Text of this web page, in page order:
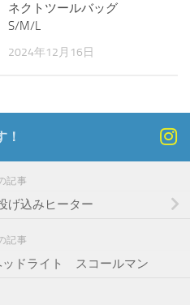
ネクトツールバッグ
S/M/L
2024年12月16日
！
記事
込みヒーター
記事
ドライト スコールマン